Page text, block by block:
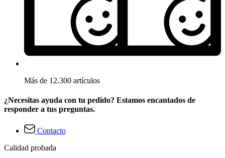
Más de 12.300 artículos
¿Necesitas ayuda con tu pedido? Estamos encantados de
responder a tus preguntas.
Contacto
Calidad probada